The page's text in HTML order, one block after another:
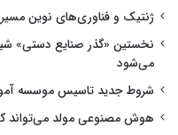
ژنتیک و فناوری‌های نوین مسیر
نخستین «گذر صنایع دستی»
می‌شود
شروط جدید تاسیس موسسه
هوش مصنوعی مولد می‌تواند